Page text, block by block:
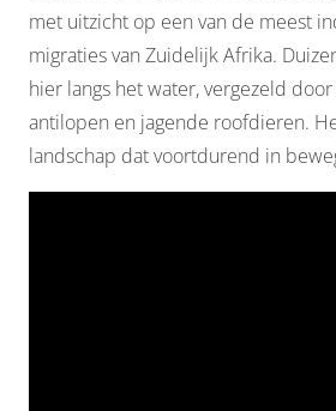
met uitzicht op een van de meest
migraties van Zuidelijk Afrika.
hier langs het water, vergezeld
antilopen en jagende roofdieren.
landschap dat voortdurend in